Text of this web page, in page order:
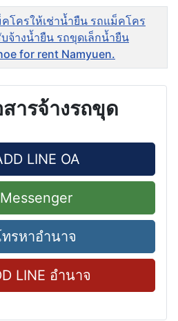
โครให้เช่าน้ำยืน รถแม็คโคร
จ้างน้ำยืน รถขุดเล็กน้ำยืน
for rent Namyuen.
ารจ้างรถขุด
LINE OA
Messenger
รหาอำนาจ
LINE อำนาจ